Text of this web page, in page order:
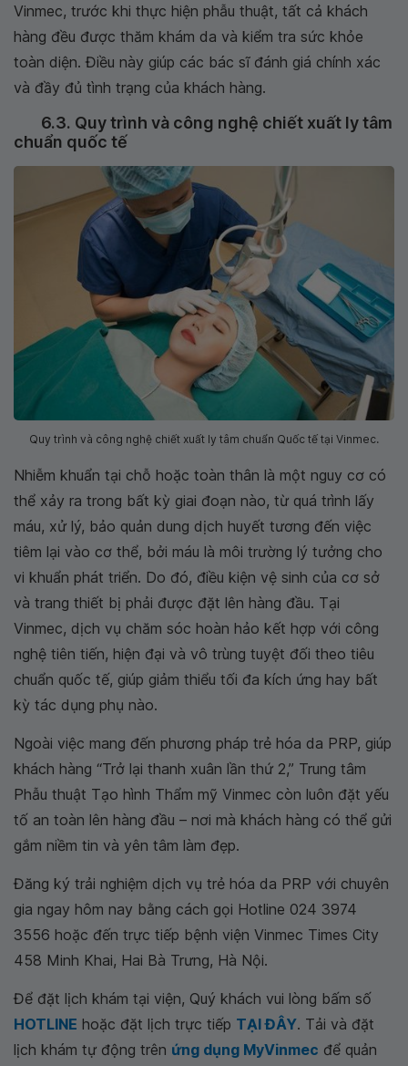
Vinmec, trước khi thực hiện phẫu thuật, tất cả khách
hàng đều được thăm khám da và kiểm tra sức khỏe
toàn diện. Điều này giúp các bác sĩ đánh giá chính xác
và đầy đủ tình trạng của khách hàng.
6.3. Quy trình và công nghệ chiết xuất ly tâm
chuẩn quốc tế
Quy trình và công nghệ chiết xuất ly tâm chuẩn Quốc tế tại Vinmec.
Nhiễm khuẩn tại chỗ hoặc toàn thân là một nguy cơ có
thể xảy ra trong bất kỳ giai đoạn nào, từ quá trình lấy
máu, xử lý, bảo quản dung dịch huyết tương đến việc
tiêm lại vào cơ thể, bởi máu là môi trường lý tưởng cho
vi khuẩn phát triển. Do đó, điều kiện vệ sinh của cơ sở
và trang thiết bị phải được đặt lên hàng đầu. Tại
Vinmec, dịch vụ chăm sóc hoàn hảo kết hợp với công
nghệ tiên tiến, hiện đại và vô trùng tuyệt đối theo tiêu
chuẩn quốc tế, giúp giảm thiểu tối đa kích ứng hay bất
kỳ tác dụng phụ nào.
Ngoài việc mang đến phương pháp trẻ hóa da PRP, giúp
khách hàng “Trở lại thanh xuân lần thứ 2,” Trung tâm
Phẫu thuật Tạo hình Thẩm mỹ Vinmec còn luôn đặt yếu
tố an toàn lên hàng đầu – nơi mà khách hàng có thể gửi
gắm niềm tin và yên tâm làm đẹp.
Đăng ký trải nghiệm dịch vụ trẻ hóa da PRP với chuyên
gia ngay hôm nay bằng cách gọi Hotline 024 3974
3556 hoặc đến trực tiếp bệnh viện Vinmec Times City
458 Minh Khai, Hai Bà Trưng, Hà Nội.
Để đặt lịch khám tại viện, Quý khách vui lòng bấm số
HOTLINE hoặc đặt lịch trực tiếp TẠI ĐÂY. Tải và đặt
lịch khám tự động trên ứng dụng MyVinmec để quản